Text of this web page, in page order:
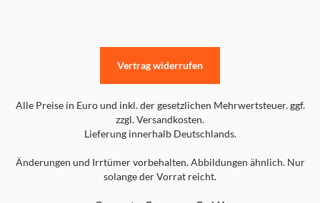
Alle Preise in Euro und inkl. der gesetzlichen Mehrwertsteuer. ggf.
zzgl. Versandkosten.
Lieferung innerhalb Deutschlands.
Änderungen und Irrtümer vorbehalten. Abbildungen ähnlich. Nur
solange der Vorrat reicht.
Vertrag widerrufen